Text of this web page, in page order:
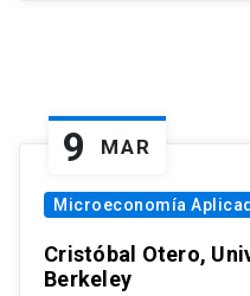
9 MAR
Microeconomía
Cristóbal Otero,
Berkeley